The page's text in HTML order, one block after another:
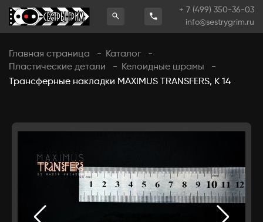
+ 7 (499) 350-36-03
info@sestrygrim.ru
Главная страница - Каталог
-
Пластические детали
- Келоидные шрамы
-
Трансферные накладки MAXIMUS TRANSFERS, К 14